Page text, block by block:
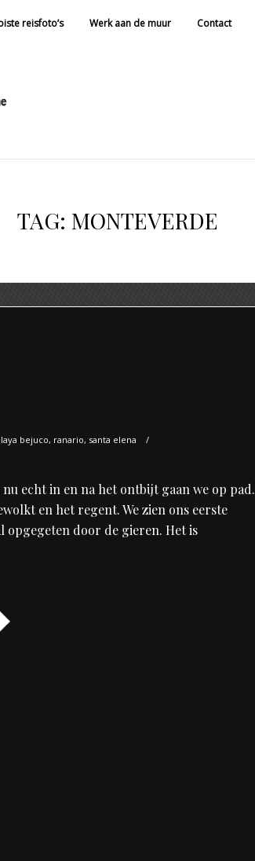
reisfoto’s Werk aan de muur Contact
TAG: MONTEVERDE
bejuco, ranario, santa elena
echt in en na het ontbijt gaan we op pad.
en het regent. We zien ons eerste
door de gieren. Het is